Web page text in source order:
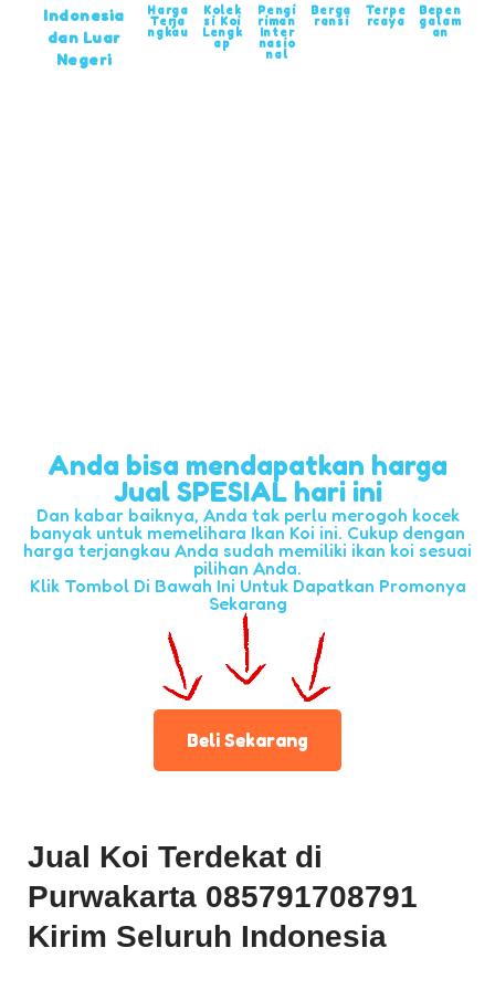
Indonesia
dan Luar
Negeri
Harga
Terja
ngkau
Kolek
si Koi
Lengk
ap
Pengi
riman
Inter
nasio
nal
Berga
ransi
Terpe
rcaya
Bepen
galam
an
Anda bisa mendapatkan harga
Jual SPESIAL hari ini
Dan kabar baiknya, Anda tak perlu merogoh kocek
banyak untuk memelihara Ikan Koi ini. Cukup dengan
harga terjangkau Anda sudah memiliki ikan koi sesuai
pilihan Anda.
Klik Tombol Di Bawah Ini Untuk Dapatkan Promonya
Sekarang
Beli Sekarang
Jual Koi Terdekat di
Purwakarta 085791708791
Kirim Seluruh Indonesia